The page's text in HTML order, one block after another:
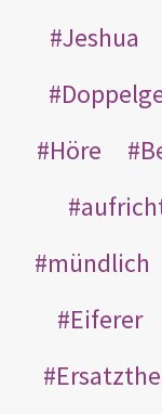
Jeshua
Höre
mündlich
Eiferer